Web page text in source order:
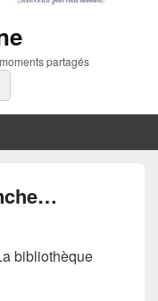
partagés
bibliothèque